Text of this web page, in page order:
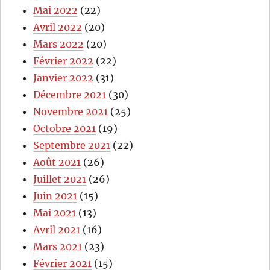
Mai 2022 (22)
Avril 2022 (20)
Mars 2022 (20)
Février 2022 (22)
Janvier 2022 (31)
Décembre 2021 (30)
Novembre 2021 (25)
Octobre 2021 (19)
Septembre 2021 (22)
Août 2021 (26)
Juillet 2021 (26)
Juin 2021 (15)
Mai 2021 (13)
Avril 2021 (16)
Mars 2021 (23)
Février 2021 (15)